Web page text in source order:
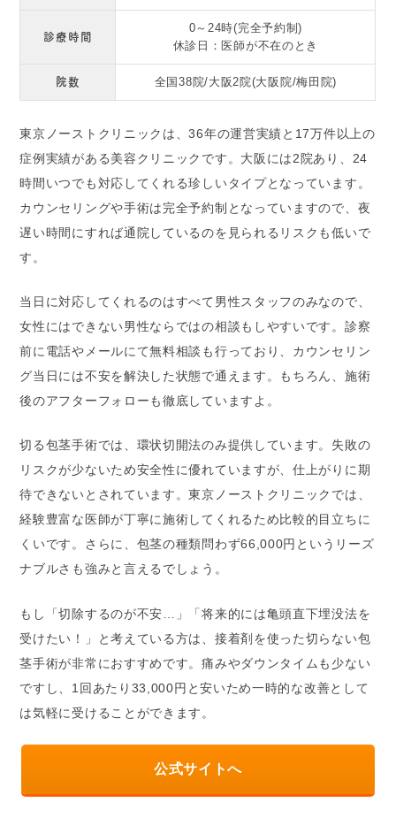
診療時間
0～24時(完全予約制)
休診日：医師が不在のとき
院数 全国38院/大阪2院(大阪院/梅田院)
東京ノーストクリニックは、36年の運営実績と17万件以上の
症例実績がある美容クリニックです。大阪には2院あり、24
時間いつでも対応してくれる珍しいタイプとなっています。
カウンセリングや手術は完全予約制となっていますので、夜
遅い時間にすれば通院しているのを見られるリスクも低いで
す。
当日に対応してくれるのはすべて男性スタッフのみなので、
女性にはできない男性ならではの相談もしやすいです。診察
前に電話やメールにて無料相談も行っており、カウンセリン
グ当日には不安を解決した状態で通えます。もちろん、施術
後のアフターフォローも徹底していますよ。
切る包茎手術では、環状切開法のみ提供しています。失敗の
リスクが少ないため安全性に優れていますが、仕上がりに期
待できないとされています。東京ノーストクリニックでは、
経験豊富な医師が丁寧に施術してくれるため比較的目立ちに
くいです。さらに、包茎の種類問わず66,000円というリーズ
ナブルさも強みと言えるでしょう。
もし「切除するのが不安…」「将来的には亀頭直下埋没法を
受けたい！」と考えている方は、接着剤を使った切らない包
茎手術が非常におすすめです。痛みやダウンタイムも少ない
ですし、1回あたり33,000円と安いため一時的な改善として
は気軽に受けることができます。
公式サイトへ